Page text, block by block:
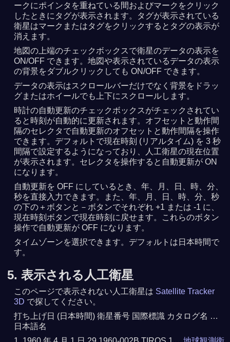
ークにポインタを重ねている間およびマークをクリック
したときにタグが表示されます。タグが表示されている
衛星はマークまたはタグをクリックするとタグの表示が
消えます。
地図の上端のチェックボックスで衛星のデータの表示を
ON/OFF できます。地図や表示されているデータの表示
の背景をダブルクリックしても ON/OFF できます。
データの表示はスクロールバーだけでなく背景をドラッ
グまたはホイールでも上下にスクロールします。
時計の自動更新のチェックボックスがチェックされてい
ると時刻が自動的に更新されます。オフセットと動作間
隔のセレクタで自動更新のオフセットと動作間隔を操作
できます。デフォルトで現在時刻 (リアルタイム) を 3 秒
間隔で設定するようになっており、人工衛星の現在位置
が表示されます。セレクタを操作すると自動更新が ON
になります。
自動更新を OFF にしているとき、年、月、日、時、分、
秒を直接入力できます。また、年、月、日、時、分、秒
の下の＋ボタンと－ボタンでそれぞれ +1 または -1 に、
現在時刻ボタンで現在時刻に戻せます。これらのボタン
操作で自動更新が OFF になります。
タイムゾーンを選択できます。デフォルトは日本時間で
す。
5. 表示される人工衛星
このページで表示されない人工衛星は Satellite Tracker
3D で探してください。
打ち上げ日 (日本時間) 衛星番号 国際標識 カタログ名 …
日本語名